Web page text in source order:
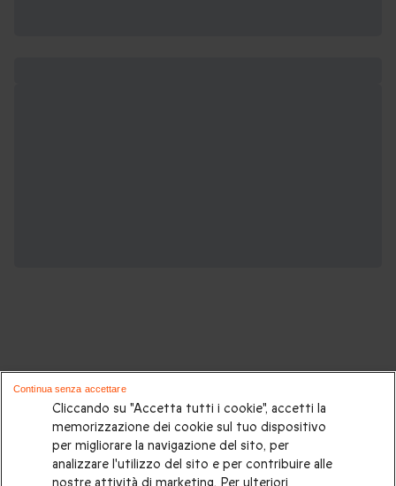
Potrebbero piacerti anche questi cofanetti
regalo:
Cosa regalare?|Idee regalo originali|Perchè regalare una
gift card|Buono regalo|Regali di compleanno
Cliccando su "Accetta tutti i cookie", accetti la
memorizzazione dei cookie sul tuo dispositivo
per migliorare la navigazione del sito, per
analizzare l'utilizzo del sito e per contribuire alle
Continua senza accettare